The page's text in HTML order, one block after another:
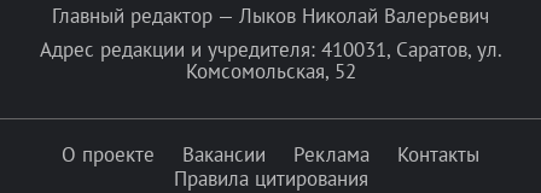
Главный редактор — Лыков Николай Валерьевич
Адрес редакции и учредителя: 410031, Саратов, ул.
Комсомольская, 52
О проекте Вакансии Реклама
Контакты
Правила цитирования